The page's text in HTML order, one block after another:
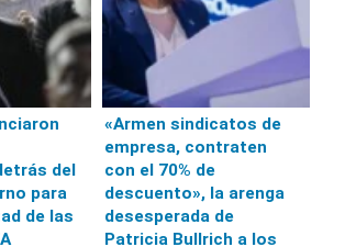
del
para
de las
«Armen sindicatos de
empresa, contraten
con el 70% de
descuento», la arenga
desesperada de
Patricia Bullrich a los